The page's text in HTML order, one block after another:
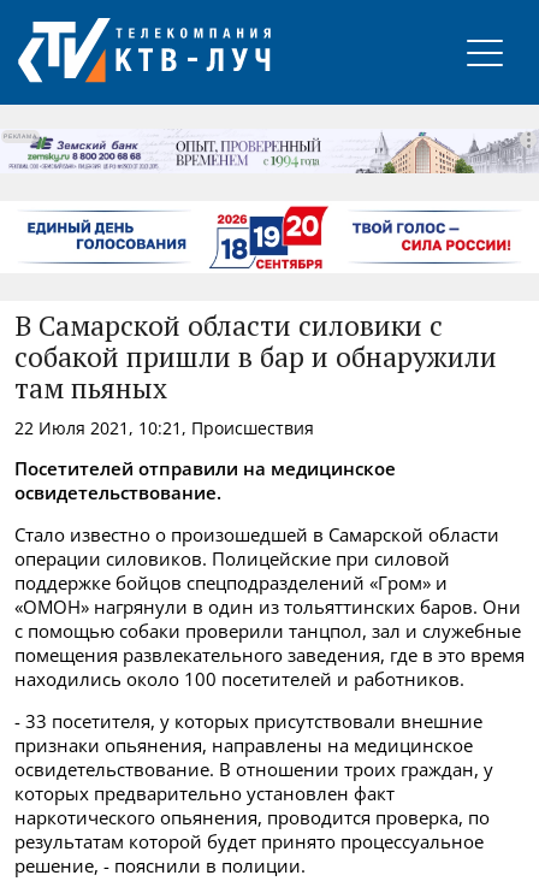
РЕКЛАМА
В Самарской области силовики с
собакой пришли в бар и обнаружили
там пьяных
22 Июля 2021, 10:21, Происшествия
Посетителей отправили на медицинское
освидетельствование.
Стало известно о произошедшей в Самарской области
операции силовиков. Полицейские при силовой
поддержке бойцов спецподразделений «Гром» и
«ОМОН» нагрянули в один из тольяттинских баров. Они
с помощью собаки проверили танцпол, зал и служебные
помещения развлекательного заведения, где в это время
находились около 100 посетителей и работников.
- 33 посетителя, у которых присутствовали внешние
признаки опьянения, направлены на медицинское
освидетельствование. В отношении троих граждан, у
которых предварительно установлен факт
наркотического опьянения, проводится проверка, по
результатам которой будет принято процессуальное
решение, - пояснили в полиции.